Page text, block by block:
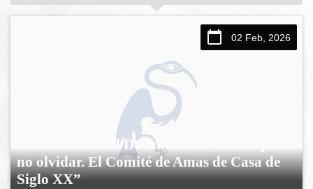
02 Feb, 2026
Presentación del Documental “Contar para
no olvidar. El Comité de Amas de Casa de
Siglo XX”